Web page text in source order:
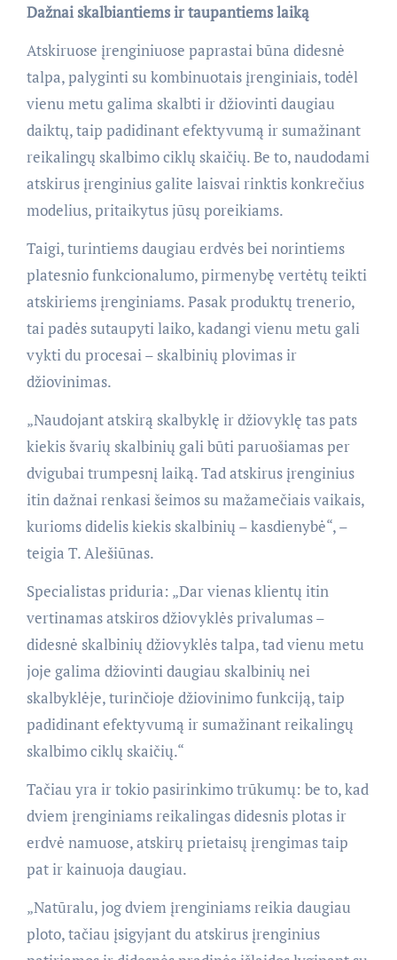
Dažnai skalbiantiems ir taupantiems laiką
Atskiruose įrenginiuose paprastai būna didesnė
talpa, palyginti su kombinuotais įrenginiais, todėl
vienu metu galima skalbti ir džiovinti daugiau
daiktų, taip padidinant efektyvumą ir sumažinant
reikalingų skalbimo ciklų skaičių. Be to, naudodami
atskirus įrenginius galite laisvai rinktis konkrečius
modelius, pritaikytus jūsų poreikiams.
Taigi, turintiems daugiau erdvės bei norintiems
platesnio funkcionalumo, pirmenybę vertėtų teikti
atskiriems įrenginiams. Pasak produktų trenerio,
tai padės sutaupyti laiko, kadangi vienu metu gali
vykti du procesai – skalbinių plovimas ir
džiovinimas.
„Naudojant atskirą skalbyklę ir džiovyklę tas pats
kiekis švarių skalbinių gali būti paruošiamas per
dvigubai trumpesnį laiką. Tad atskirus įrenginius
itin dažnai renkasi šeimos su mažamečiais vaikais,
kurioms didelis kiekis skalbinių – kasdienybė“, –
teigia T. Alešiūnas.
Specialistas priduria: „Dar vienas klientų itin
vertinamas atskiros džiovyklės privalumas –
didesnė skalbinių džiovyklės talpa, tad vienu metu
joje galima džiovinti daugiau skalbinių nei
skalbyklėje, turinčioje džiovinimo funkciją, taip
padidinant efektyvumą ir sumažinant reikalingų
skalbimo ciklų skaičių.“
Tačiau yra ir tokio pasirinkimo trūkumų: be to, kad
dviem įrenginiams reikalingas didesnis plotas ir
erdvė namuose, atskirų prietaisų įrengimas taip
pat ir kainuoja daugiau.
„Natūralu, jog dviem įrenginiams reikia daugiau
ploto, tačiau įsigyjant du atskirus įrenginius